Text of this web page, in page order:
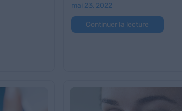
mai 23, 2022
Continuer la lecture